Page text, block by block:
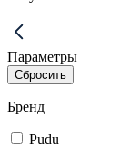
Параметры
Бренд
Pudu